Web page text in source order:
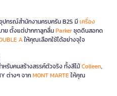
กรณ์สำนักงานครบครัน B2S มีเครื่อง
าย ตั้งแต่ปากกาลูกลื่นParkerชุดดินสอกด
Aให้คุณเลือกใช้ได้อย่างจุใจ
หรับคนสร้างสรรค์ตัวจริง ทั้งสีไม้Colleen,
ต่างๆ จากMONT MARTEให้คุณ